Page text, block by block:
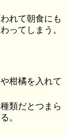
れて朝食にも
ってしまう。
柑橘を入れて
類だとつまら
。